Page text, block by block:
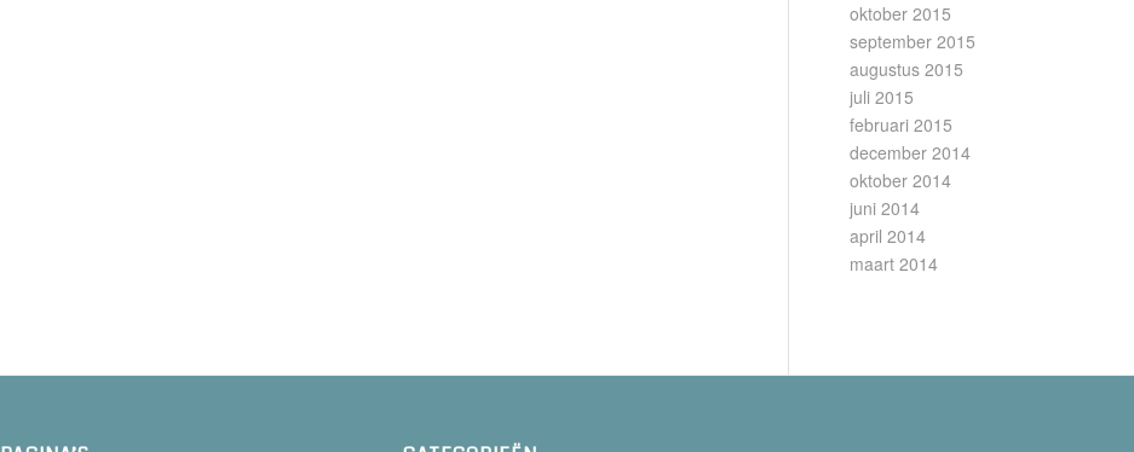
oktober 2015
september 2015
augustus 2015
juli 2015
februari 2015
december 2014
oktober 2014
juni 2014
april 2014
maart 2014